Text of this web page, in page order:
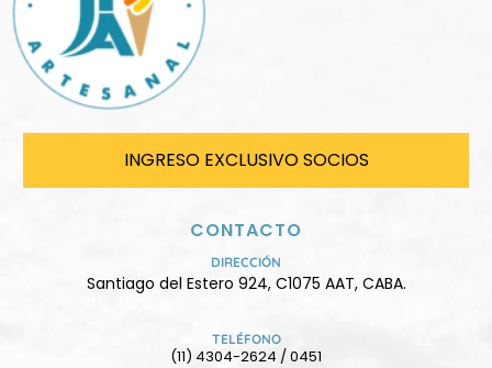
INGRESO EXCLUSIVO SOCIOS
CONTACTO
DIRECCIÓN
Santiago del Estero 924, C1075 AAT, CABA.
TELÉFONO
(11) 4304-2624 / 0451